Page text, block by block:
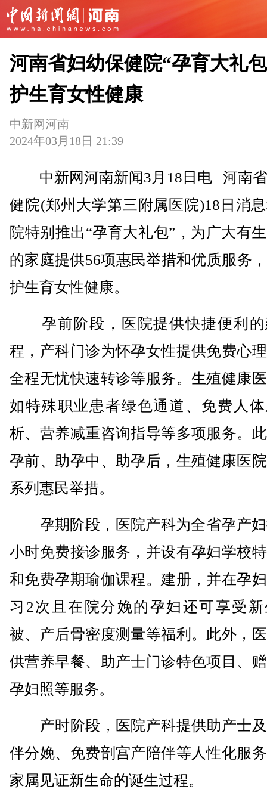
河南省妇幼保健院“孕育大礼
护生育女性健康
中新网河南
2024年03月18日 21:39
中新网河南新闻3月18日电 河南省
健院(郑州大学第三附属医院)18日消
院特别推出“孕育大礼包”，为广大有
的家庭提供56项惠民举措和优质服务
护生育女性健康。
孕前阶段，医院提供快捷便利的
程，产科门诊为怀孕女性提供免费心
全程无忧快速转诊等服务。生殖健康
如特殊职业患者绿色通道、免费人
析、营养减重咨询指导等多项服务。
孕前、助孕中、助孕后，生殖健康医
系列惠民举措。
孕期阶段，医院产科为全省孕产妇
小时免费接诊服务，并设有孕妇学校
和免费孕期瑜伽课程。建册，并在孕
习2次且在院分娩的孕妇还可享受
被、产后骨密度测量等福利。此外，
供营养早餐、助产士门诊特色项目、
孕妇照等服务。
产时阶段，医院产科提供助产士
伴分娩、免费剖宫产陪伴等人性化服
家属见证新生命的诞生过程。